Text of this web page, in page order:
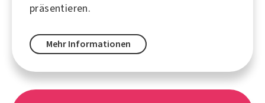
präsentieren.
Mehr Informationen